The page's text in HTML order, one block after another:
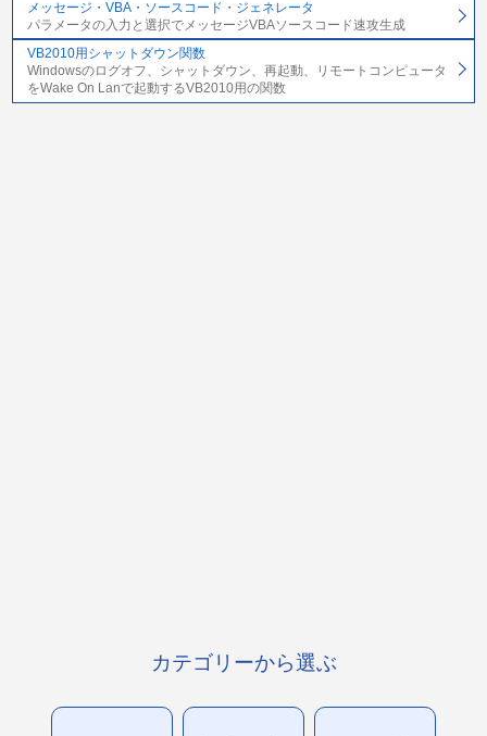
メッセージ・VBA・ソースコード・ジェネレータ
パラメータの入力と選択でメッセージVBAソースコード速攻生成
VB2010用シャットダウン関数
Windowsのログオフ、シャットダウン、再起動、リモートコンピュータ
をWake On Lanで起動するVB2010用の関数
カテゴリーから選ぶ